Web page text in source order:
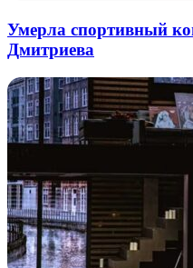
Умерла спортивный
Дмитриева